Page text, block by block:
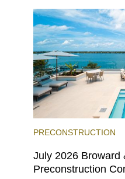
PRECONSTRUCTION
July 2026 Broward
Preconstruction